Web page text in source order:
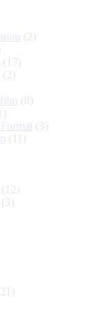
(2)
(17)
(2)
(8)
(3)
(11)
(12)
(3)